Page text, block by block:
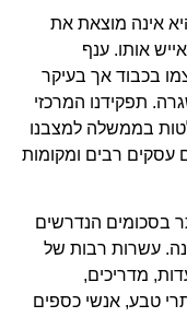
אינה מוצאת את
אותו. ענף
בכבוד אך בעיקר
תפקידנו המרכזי
בממשלה למצבנו
עסקים רבים ומקומות
בסכומים הנדרשים
עשרות רבות של
מדריכים,
טבע, אנשי כספים